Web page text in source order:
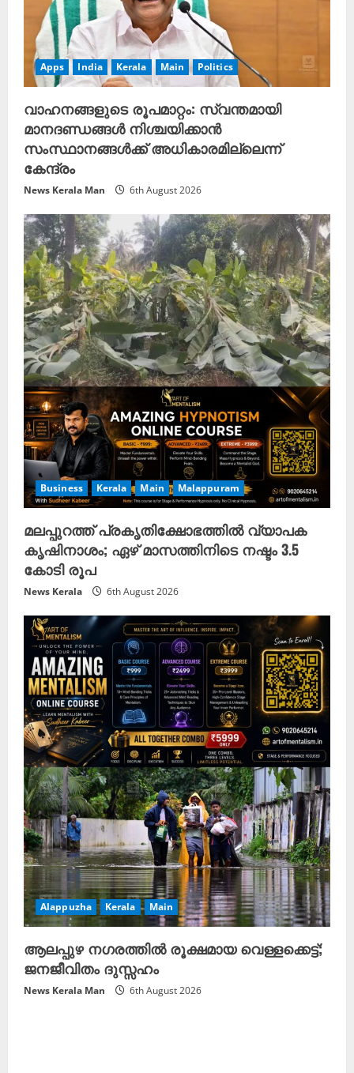
Apps India Kerala Main Politics
വാഹനങ്ങളുടെ രൂപമാറ്റം: സ്വന്തമായി
മാനദണ്ഡങ്ങൾ നിശ്ചയിക്കാൻ
സംസ്ഥാനങ്ങൾക്ക് അധികാരമില്ലെന്ന്
കേന്ദ്രം
News Kerala Man 6th August 2026
Business Kerala Main Malappuram
മലപ്പുറത്ത് പ്രകൃതിക്ഷോഭത്തിൽ വ്യാപക
കൃഷിനാശം; ഏഴ് മാസത്തിനിടെ നഷ്ടം 3.5
കോടി രൂപ
News Kerala 6th August 2026
Alappuzha Kerala Main
ആലപ്പുഴ നഗരത്തിൽ രൂക്ഷമായ വെള്ളക്കെട്ട്;
ജനജീവിതം ദുസ്സഹം
News Kerala Man 6th August 2026